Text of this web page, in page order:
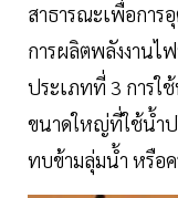
สาธารณะเพื่อการ
การผลิตพลังงานไ
ประเภทที่ 3 การใ
ขนาดใหญ่ที่ใช้น้ำป
ทบข้ามลุ่มน้ำ หรือค